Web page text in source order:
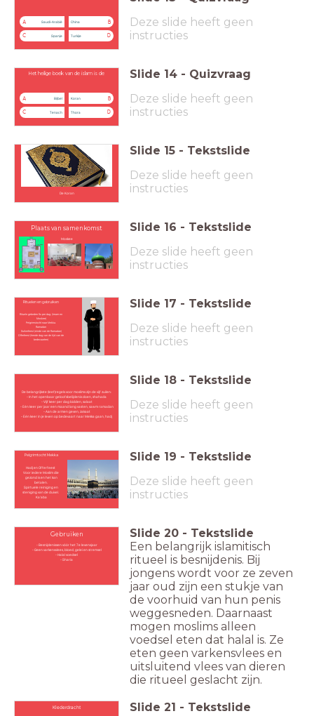
A Saudi-Arabië B
China
C Spanje D
Turkije
Deze slide heeft geen
instructies
Het heilige boek van de islam is de
A Bijbel B
Koran
C Tenach D
Thora
Slide 14 - Quizvraag
Deze slide heeft geen
instructies
De Koran
Slide 15 - Tekstslide
Deze slide heeft geen
instructies
Plaats van samenkomst
Moskee
Slide 16 - Tekstslide
Deze slide heeft geen
instructies
Rituelen en gebruiken
Rituele gebeden 5x per dag. (Imam en
Moskee)
Pelgrimstocht naar Mekka.
Ramadan
Suikerfeest (einde van de Ramadan)
Offerfeest (tiende dag van de tijd van de
bedevaarten)
Slide 17 - Tekstslide
Deze slide heeft geen
instructies
De belangrijkste (leef)regels voor moslims zijn de vijf zuilen:
- In het openbaar geloofsbelijdenis doen, shahada
- Vijf keer per dag bidden, salaat
- Eén keer per jaar een maand lang vasten, sawm ramadan
- Aan de armen geven, zakaat
- Eén keer in je leven op bedevaart naar Mekka gaan, hadj
Slide 18 - Tekstslide
Deze slide heeft geen
instructies
Pelgrimtocht Mekka
Hadj enOfferfeest
Voor iedere Moslim die
gezond is en het kan
betalen.
Spirtuele reiniging en
steniging van de duivel.
Ka'aba
Slide 19 - Tekstslide
Deze slide heeft geen
instructies
Gebruiken
- Besnijdenissen vóór het 7e levensjaar
- Geen varkensvlees, bloed, gelei en stremsel
- Halal voedsel
- Sharia
Slide 20 - Tekstslide
Een belangrijk islamitisch
ritueel is besnijdenis. Bij
jongens wordt voor ze zeven
jaar oud zijn een stukje van
de voorhuid van hun penis
weggesneden. Daarnaast
mogen moslims alleen
voedsel eten dat halal is. Ze
eten geen varkensvlees en
uitsluitend vlees van dieren
die ritueel geslacht zijn.
Klederdracht Slide 21 - Tekstslide